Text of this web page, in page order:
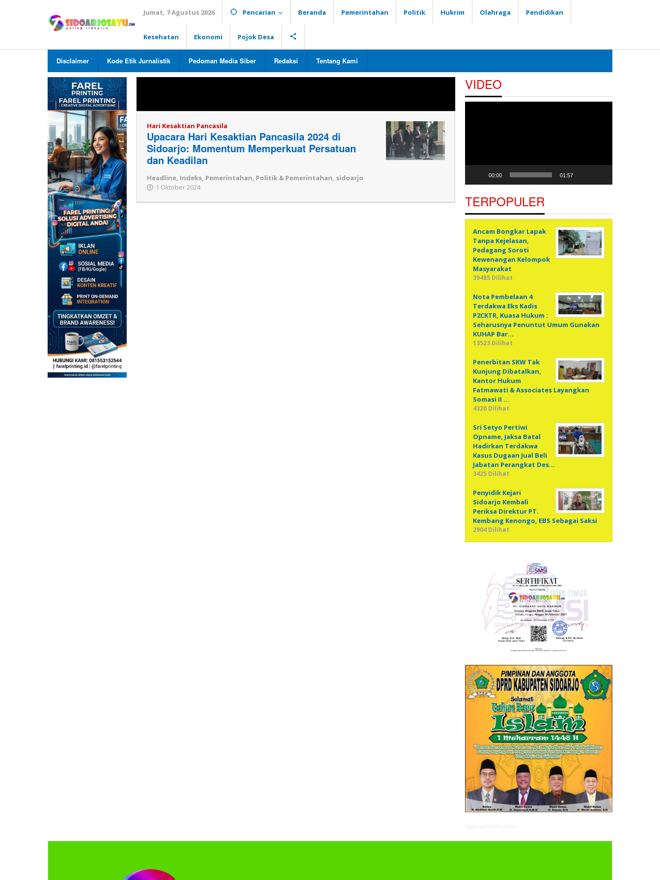
Jumat, 7 Agustus 2026 Pencarian Beranda Pemerintahan Politik Hukrim Olahraga Pendidikan
Kesehatan Ekonomi Pojok Desa
Disclaimer Kode Etik Jurnalistik Pedoman Media Siber Redaksi Tentang Kami
Hari Kesaktian Pancasila
Upacara Hari Kesaktian Pancasila 2024 di
Sidoarjo: Momentum Memperkuat Persatuan
dan Keadilan
Headline, Indeks, Pemerintahan, Politik & Pemerintahan, sidoarjo
1 Oktober 2024
VIDEO
00:00 01:57
TERPOPULER
Ancam Bongkar Lapak
Tanpa Kejelasan,
Pedagang Soroti
Kewenangan Kelompok
Masyarakat
39485 Dilihat
Nota Pembelaan 4
Terdakwa Eks Kadis
P2CKTR, Kuasa Hukum :
Seharusnya Penuntut Umum Gunakan
KUHAP Bar…
13523 Dilihat
Penerbitan SKW Tak
Kunjung Dibatalkan,
Kantor Hukum
Fatmawati & Associates Layangkan
Somasi II …
4320 Dilihat
Sri Setyo Pertiwi
Opname, Jaksa Batal
Hadirkan Terdakwa
Kasus Dugaan Jual Beli
Jabatan Perangkat Des…
3425 Dilihat
Penyidik Kejari
Sidoarjo Kembali
Periksa Direktur PT.
Kembang Kenongo, EBS Sebagai Saksi
2904 Dilihat